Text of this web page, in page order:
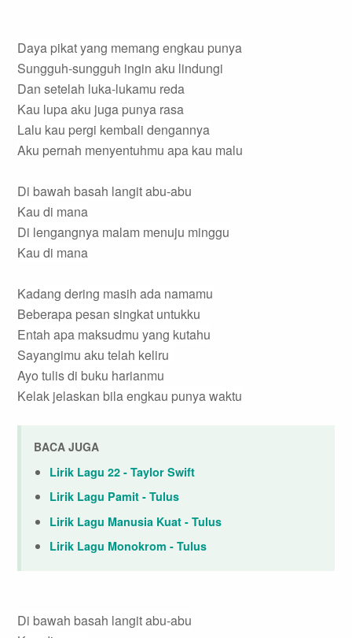
Daya pikat yang memang engkau punya
Sungguh-sungguh ingin aku lindungi
Dan setelah luka-lukamu reda
Kau lupa aku juga punya rasa
Lalu kau pergi kembali dengannya
Aku pernah menyentuhmu apa kau malu
Di bawah basah langit abu-abu
Kau di mana
Di lengangnya malam menuju minggu
Kau di mana
Kadang dering masih ada namamu
Beberapa pesan singkat untukku
Entah apa maksudmu yang kutahu
Sayangimu aku telah keliru
Ayo tulis di buku harianmu
Kelak jelaskan bila engkau punya waktu
BACA JUGA
Lirik Lagu 22 - Taylor Swift
Lirik Lagu Pamit - Tulus
Lirik Lagu Manusia Kuat - Tulus
Lirik Lagu Monokrom - Tulus
Di bawah basah langit abu-abu